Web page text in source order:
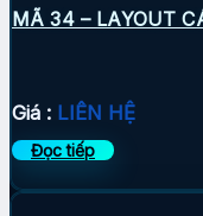
MÃ 34 – LAYOUT
Giá : LIÊN HỆ
Đọc tiếp